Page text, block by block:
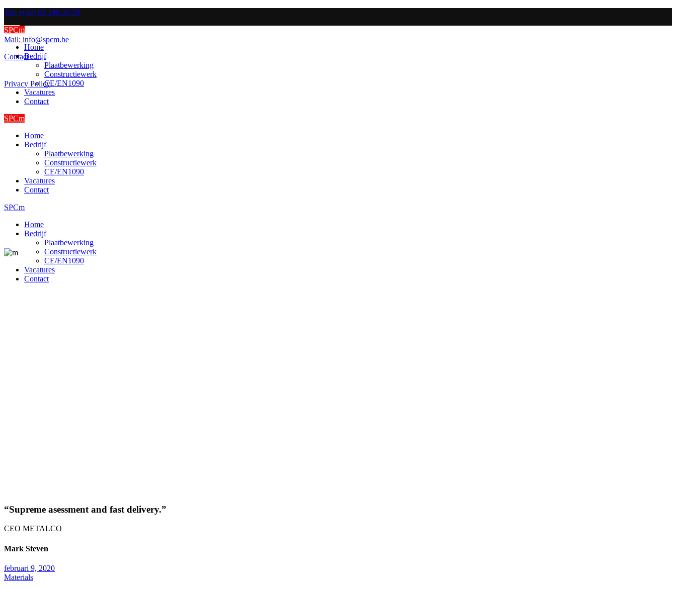
Tel: +(32) 03 340 26 58
Mail: info@spcm.be
Contact
Privacy Policy
SPCm
Home
Bedrijf
Plaatbewerking
Constructiewerk
CE/EN1090
Vacatures
Contact
SPCm
Home
Bedrijf
Plaatbewerking
Constructiewerk
CE/EN1090
Vacatures
Contact
SPCm
Home
Bedrijf
Plaatbewerking
Constructiewerk
CE/EN1090
Vacatures
Contact
“Supreme asessment and fast delivery.”
CEO METALCO
Mark Steven
februari 9, 2020
Materials